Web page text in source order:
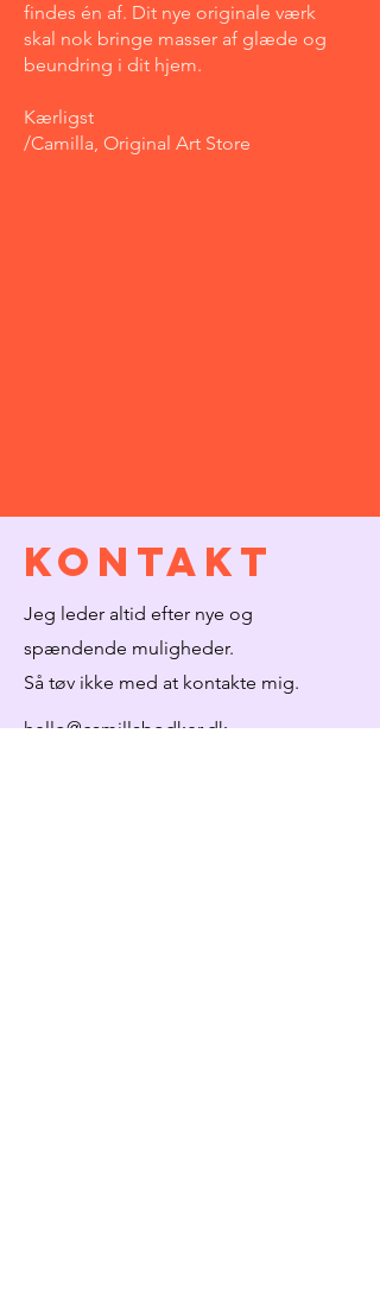
findes én af. Dit nye originale værk
skal nok bringe masser af glæde og
beundring i dit hjem.
Kærligst
/Camilla, Original Art Store
KONTAKT
Jeg leder altid efter nye og
spændende muligheder.
Så tøv ikke med at kontakte mig.
hello@camillabodker.dk